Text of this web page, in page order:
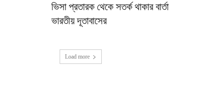
ভিসা প্রতারক থেকে সতর্ক থাকার বার্তা
ভারতীয় দূতাবাসের
Load more